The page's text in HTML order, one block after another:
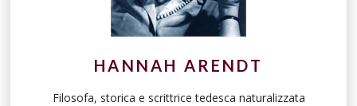
HANNAH ARENDT
Filosofa, storica e scrittrice tedesca naturalizzata